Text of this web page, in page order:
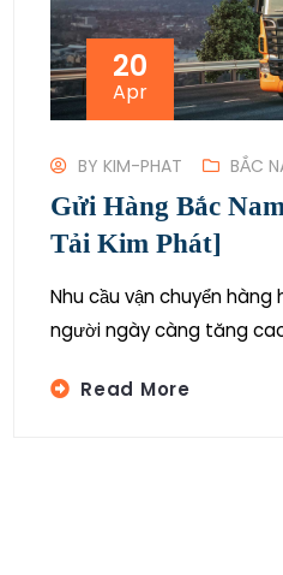
20
Apr
BYKIM-PHAT BẮC
Gửi Hàng Bắc
Tải Kim Phát]
Nhu cầu vận chuyển hàng
người ngày càng tăng
Read More